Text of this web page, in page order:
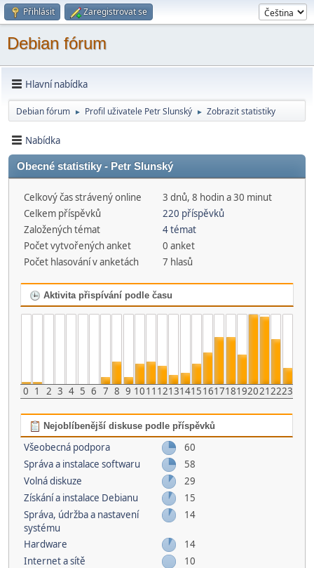
Přihlásit Zaregistrovat se
Debian fórum
Hlavní nabídka
Debian fórum ► Profil uživatele Petr Slunský ► Zobrazit statistiky
Nabídka
Obecné statistiky - Petr Slunský
Celkový čas strávený online
3 dnů, 8 hodin a 30 minut
Celkem příspěvků
220 příspěvků
Založených témat
4 témat
Počet vytvořených anket
0 anket
Počet hlasování v anketách
7 hlasů
Aktivita přispívání podle času
0 1 2 3 4 5 6 7 8 9 1011 121314151617181920212223
Nejoblíbenější diskuse podle příspěvků
Všeobecná podpora
60
Správa a instalace softwaru
58
Volná diskuze
29
Získání a instalace Debianu
15
Správa, údržba a nastavení
systému
14
Hardware
14
Internet a sítě
10